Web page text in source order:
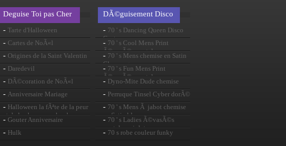
Deguise Toi pas Cher
- Tarte d'Halloween
- Cartes de NoÃ«l
- Origines de la Saint Valentin
- Daredevil
- DÃ©coration de NoÃ«l
- Anniversaire Mariage
- Halloween la fÃªte de la peur
et de la chasse aux bonbons
- Gouter Anniversaire
- Hulk
DÃ©guisement Disco
- 70 ' s Dancing Queen Disco
Costume
- 70 ' s Cool Mens Print
Ã©vasÃ©s pantalon
- 70 ' s Mens chemise en Satin
Champagne
- 70 ' s Fun Mens Print
Ã©vasÃ©s pantalon
- Dyno-Mite Dude chemise
- Perruque Tinsel Cyber dorÃ©
- 70 ' s Mens Ã jabot chemise
en Satin blanc
- 70 ' s Ladies Ã©vasÃ©s
pantalon violet
- 70 s robe couleur funky